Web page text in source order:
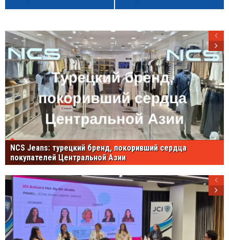
NCS Jeans: турецкий бренд, покоривший сердца
покупателей Центральной Азии